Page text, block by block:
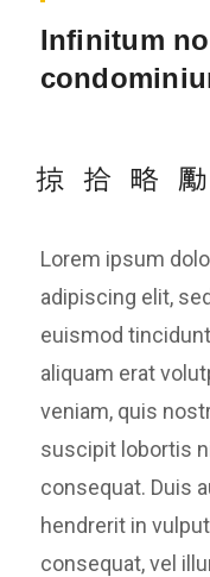
Infinitum
Lorem ipsum
adipiscing elit,
euismod
aliquam erat
veniam, quis
suscipit lobortis
consequat. Duis
hendrerit in
consequat, vel